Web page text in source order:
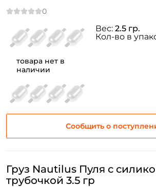
товара нет в
наличии
Сообщить о
Вес: 2.5 гр.
Кол-во в
Груз Nautilus Пуля с
трубочкой 3.5 гр
Создать аккаунт
ФИО: *
Номер телефона: *